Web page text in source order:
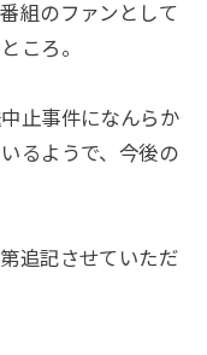
組のファンとして
ころ。
止事件になんらか
るようで、今後の
追記させていただ